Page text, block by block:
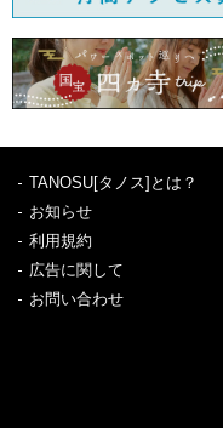
TANOSU[タノス]とは？
お知らせ
利用規約
広告に関して
お問い合わせ